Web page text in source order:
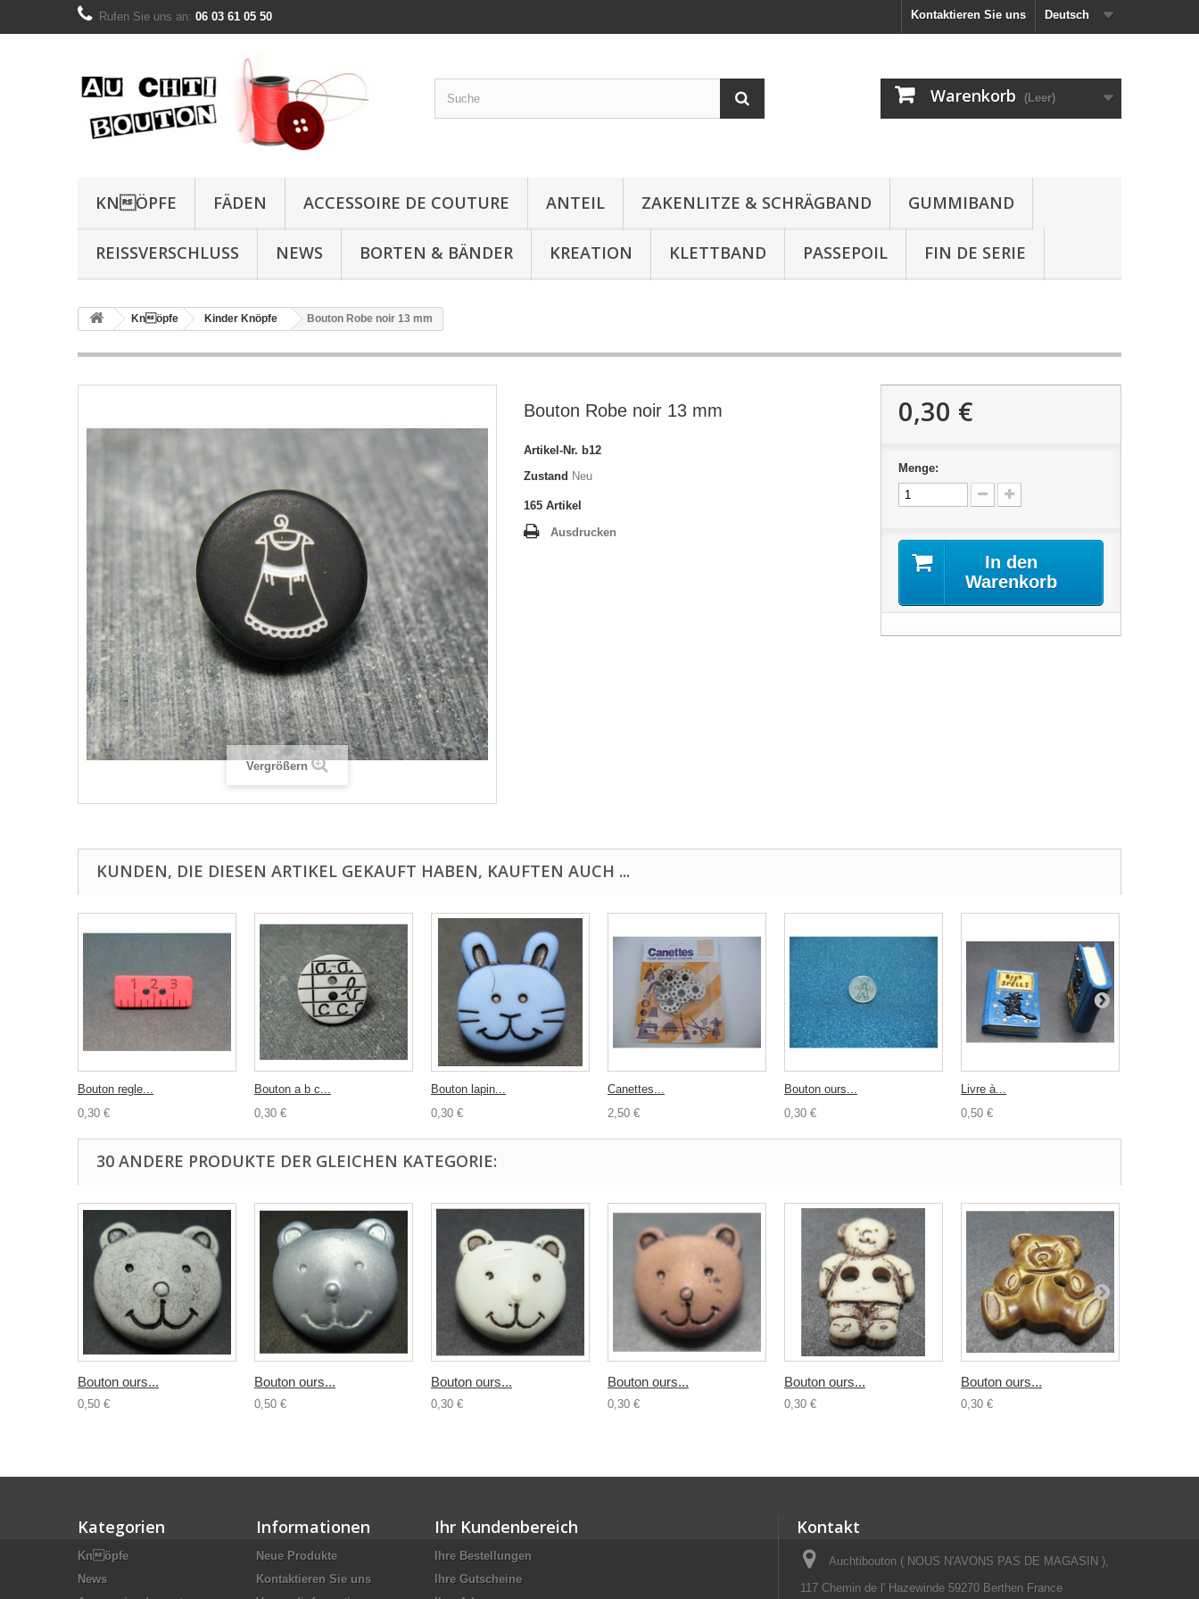
Deutsch
Kontaktieren Sie uns
Rufen Sie uns an: 06 03 61 05 50
Warenkorb (Leer)
KNÖPFE FÄDEN ACCESSOIRE DE COUTURE ANTEIL ZAKENLITZE & SCHRÄGBAND GUMMIBAND
REISSVERSCHLUSS NEWS BORTEN & BÄNDER KREATION KLETTBAND PASSEPOIL FIN DE SERIE
Knöpfe Kinder Knöpfe Bouton Robe noir 13 mm
Vergrößern
Bouton Robe noir 13 mm
Artikel-Nr. b12
Zustand Neu
165 Artikel
Ausdrucken
0,30 €
Menge:
In den
Warenkorb
KUNDEN, DIE DIESEN ARTIKEL GEKAUFT HABEN, KAUFTEN AUCH ...
Bouton regle...
0,30 €
Bouton a b c...
0,30 €
Bouton lapin...
0,30 €
Canettes...
2,50 €
Bouton ours...
0,30 €
Livre à...
0,50 €
30 ANDERE PRODUKTE DER GLEICHEN KATEGORIE:
Bouton ours...
0,50 €
Bouton ours...
0,50 €
Bouton ours...
0,30 €
Bouton ours...
0,30 €
Bouton ours...
0,30 €
Bouton ours...
0,30 €
Kategorien
Knöpfe
News
Informationen
Neue Produkte
Kontaktieren Sie uns
Ihr Kundenbereich
Ihre Bestellungen
Ihre Gutscheine
Kontakt
Auchtibouton ( NOUS N'AVONS PAS DE MAGASIN ),
117 Chemin de l' Hazewinde 59270 Berthen France